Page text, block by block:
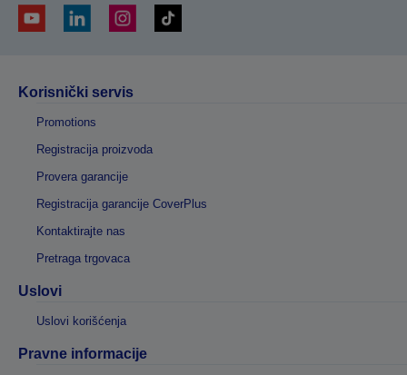
Korisnički servis
Promotions
Registracija proizvoda
Provera garancije
Registracija garancije CoverPlus
Kontaktirajte nas
Pretraga trgovaca
Uslovi
Uslovi korišćenja
Pravne informacije